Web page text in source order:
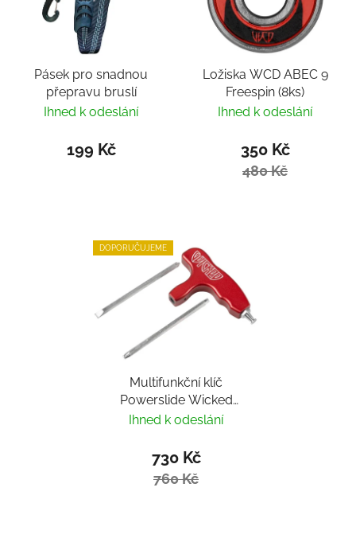
Pásek pro snadnou
přepravu bruslí
Ihned k odeslání
199 Kč
Ložiska WCD ABEC 9
Freespin (8ks)
Ihned k odeslání
350 Kč
480 Kč
DOPORUČUJEME
Multifunkční klíč
Powerslide Wicked
Hardcore Tool
Ihned k odeslání
730 Kč
760 Kč